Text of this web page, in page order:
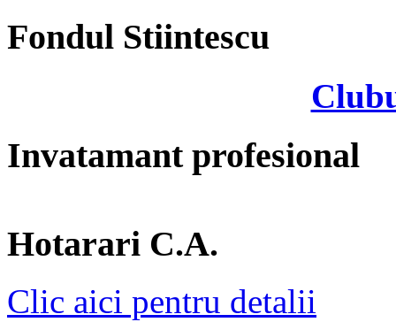
Fondul Stiintescu
Invatamant profesional
Hotarari C.A.
Clic aici pentru detalii